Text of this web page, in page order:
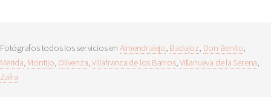
Fotógrafos todos los servicios en Almendralejo, Badajoz, Don Benito,
Merida, Montijo, Olivenza,Villafranca de los Barros,Villanueva de la Serena,
Zafra